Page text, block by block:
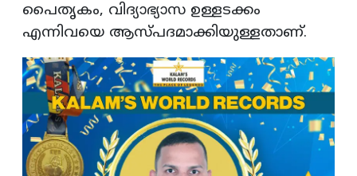
പൈതൃകം, വിദ്യാഭ്യാസ ഉള്ളടക്കം
എന്നിവയെ ആസ്പദമാക്കിയുള്ളതാണ്.